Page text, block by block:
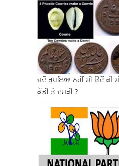
ਜਦੋਂ ਰੁਪਇਆ ਨਹੀਂ ਸੀ ਉਦੋਂ ਕੀ
ਕੌਡੀ ਤੇ ਦਮੜੀ ?